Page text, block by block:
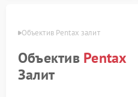
Объектив Pentax залит
Объектив Pentax
Залит